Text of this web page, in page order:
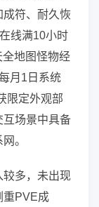
符、耐久恢
线满10小时
全地图怪物经
月1日系统
限定外观部
互场景中具备
。
较多，未出现
重PVE成